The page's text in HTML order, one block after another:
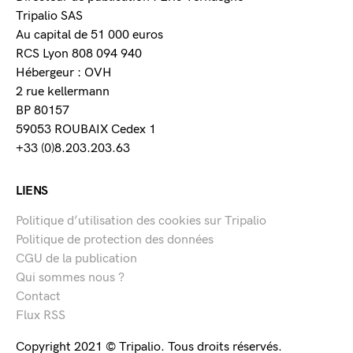
Tripalio SAS
Au capital de 51 000 euros
RCS Lyon 808 094 940
Hébergeur : OVH
2 rue kellermann
BP 80157
59053 ROUBAIX Cedex 1
+33 (0)8.203.203.63
LIENS
Politique d’utilisation des cookies sur Tripalio
Politique de protection des données
CGU de la publication
Qui sommes nous ?
Contact
Flux RSS
Copyright 2021 © Tripalio. Tous droits réservés.